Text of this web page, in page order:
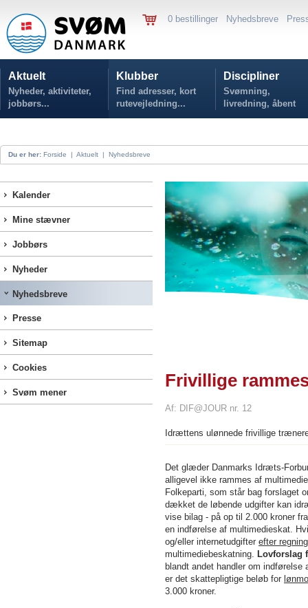
0 bestillinger Nyhedsbreve
Aktuelt
Nyheder, aktiviteter,
jobbørs...
Klubber
Find adresser, kort
rutevejledning...
Discipliner
Svømning,
livredning, åbent
vand...
Du er her: Forside | Aktuelt | Nyhedsbreve
Kalender
Mine stævner
Jobbørs
Nyheder
Nyhedsbreve
Presse
Sitemap
Cookies
Svøm mener
Frivillige
Af: DIF@JOUR nr. 12
Idrættens ulønnede frivillige
Det glæder Danmarks Idræts-
alligevel ikke rammes af
Folkeparti, som står bag forslaget
dækket de løbende udgifter kan
vise bilag - på op til 2.000 kroner
en indførelse af multimedieskat.
og/eller internetudgifter efter regning
multimediebeskatning. Lovforslag
blandt andet handler om
er det skattepligtige beløb for
3.000 kroner.